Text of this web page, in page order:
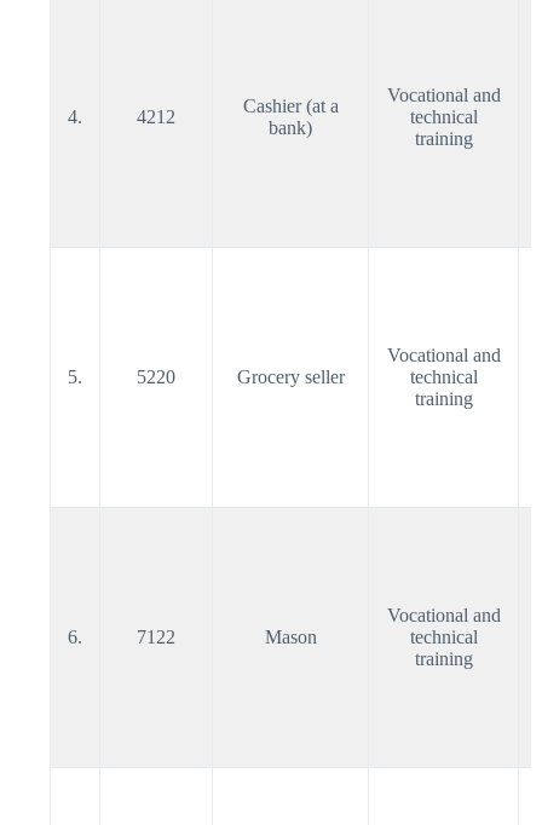
4. 4212
Cashier (at a
bank)
Vocational and
technical
training
5. 5220 Grocery seller
Vocational and
technical
training
6. 7122 Mason
Vocational and
technical
training